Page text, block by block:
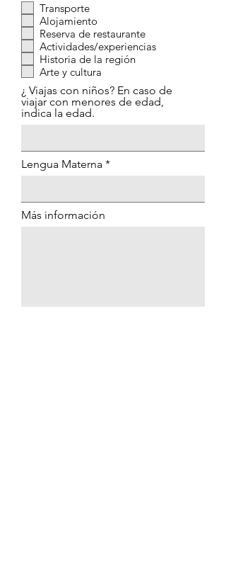
Transporte
Alojamiento
Reserva de restaurante
Actividades/experiencias
Historia de la región
Arte y cultura
¿ Viajas con niños? En caso de
viajar con menores de edad,
indica la edad.
Lengua Materna
Más información